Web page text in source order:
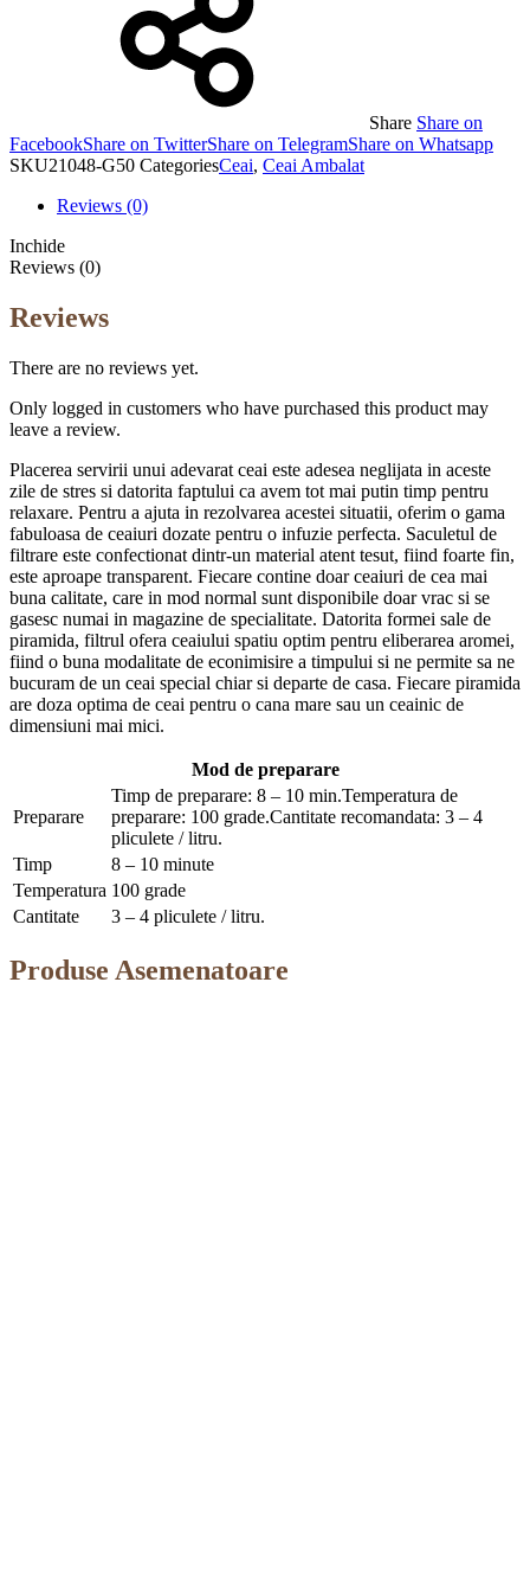
Share Share on
FacebookShare on TwitterShare on TelegramShare on Whatsapp
SKU21048-G50 CategoriesCeai, Ceai Ambalat
Reviews (0)
Inchide
Reviews (0)
Reviews
There are no reviews yet.
Only logged in customers who have purchased this product may
leave a review.
Placerea servirii unui adevarat ceai este adesea neglijata in aceste
zile de stres si datorita faptului ca avem tot mai putin timp pentru
relaxare. Pentru a ajuta in rezolvarea acestei situatii, oferim o gama
fabuloasa de ceaiuri dozate pentru o infuzie perfecta. Saculetul de
filtrare este confectionat dintr-un material atent tesut, fiind foarte fin,
este aproape transparent. Fiecare contine doar ceaiuri de cea mai
buna calitate, care in mod normal sunt disponibile doar vrac si se
gasesc numai in magazine de specialitate. Datorita formei sale de
piramida, filtrul ofera ceaiului spatiu optim pentru eliberarea aromei,
fiind o buna modalitate de econimisire a timpului si ne permite sa ne
bucuram de un ceai special chiar si departe de casa. Fiecare piramida
are doza optima de ceai pentru o cana mare sau un ceainic de
dimensiuni mai mici.
Mod de preparare
Preparare
Timp de preparare: 8 – 10 min.Temperatura de
preparare: 100 grade.Cantitate recomandata: 3 – 4
pliculete / litru.
Timp
8 – 10 minute
Temperatura 100 grade
Cantitate
3 – 4 pliculete / litru.
Produse Asemenatoare